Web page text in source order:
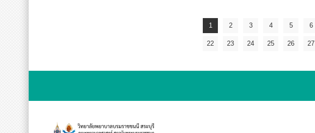
1 2 3 4 5 6
22 23 24 25 26 27